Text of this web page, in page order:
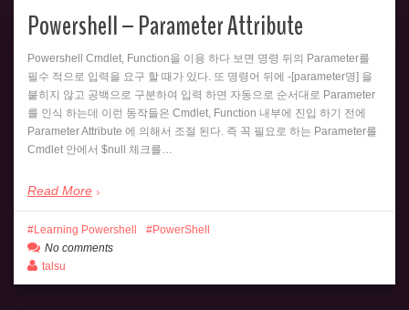
Powershell – Parameter Attribute
Powershell Cmdlet, Function을 이용 하다 보면 명령 뒤의 Parameter를
필수 적으로 입력을 요구 할 때가 있다. 또 명령어 뒤에 -[parameter명] 을
붙히지 않고 공백으로 구분하여 입력 하면 자동으로 순서대로 Parameter
를 인식 하는데 이런 동작들은 Cmdlet, Function 내부에 진입 하기 전에
Parameter Attribute 에 의해서 조절 된다. 즉 꼭 필요로 하는 Parameter를
Cmdlet 안에서 $null 체크를…
Read More
Learning Powershell
PowerShell
No comments
talsu